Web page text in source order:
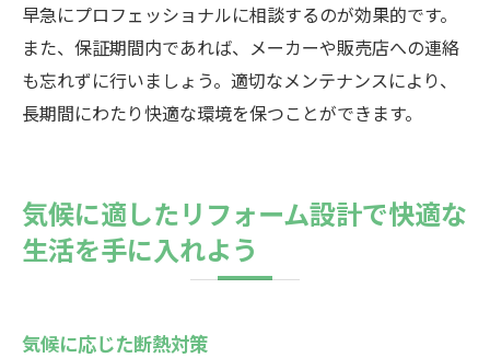
早急にプロフェッショナルに相談するのが効果的です。
また、保証期間内であれば、メーカーや販売店への連絡
も忘れずに行いましょう。適切なメンテナンスにより、
長期間にわたり快適な環境を保つことができます。
気候に適したリフォーム設計で快適な
生活を手に入れよう
気候に応じた断熱対策